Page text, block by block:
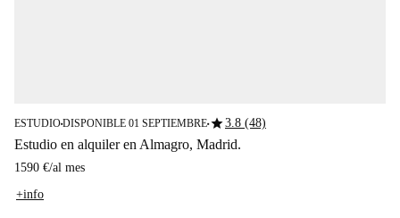
ESTUDIO■DISPONIBLE 01 SEPTIEMBRE■star3.8 (48)
Estudio en alquiler en Almagro, Madrid.
1590 €/al mes
+info